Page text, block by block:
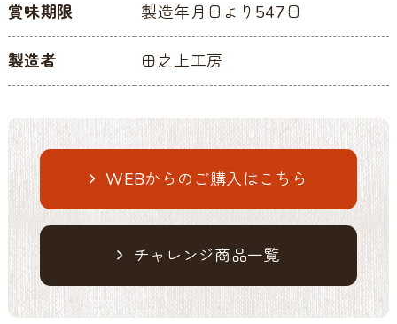
賞味期限 製造年月日より547日
製造者 田之上工房
WEBからのご購入はこちら
チャレンジ商品一覧